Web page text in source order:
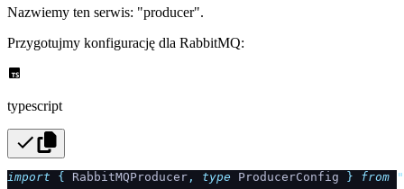
Nazwiemy ten serwis: "producer".
Przygotujmy konfigurację dla RabbitMQ:
typescript
import { RabbitMQProducer , type ProducerConfig } from "